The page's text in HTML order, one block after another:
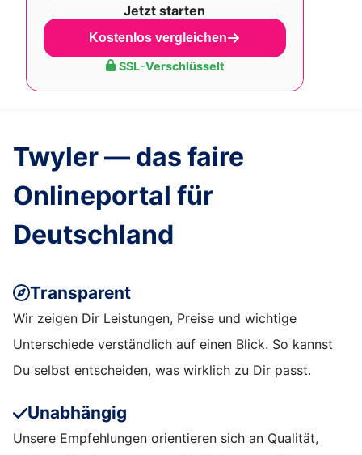
Jetzt starten
Kostenlos vergleichen
SSL-Verschlüsselt
Twyler — das faire
Onlineportal für
Deutschland
Transparent
Wir zeigen Dir Leistungen, Preise und wichtige
Unterschiede verständlich auf einen Blick. So kannst
Du selbst entscheiden, was wirklich zu Dir passt.
Unabhängig
Unsere Empfehlungen orientieren sich an Qualität,